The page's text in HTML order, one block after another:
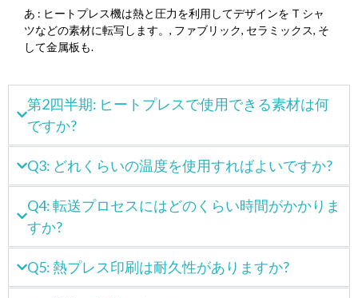
あ : ヒートプレス機は熱と圧力を利用してデザインを T シャ
ツなどの素材に転写します。, ファブリック, セラミックス, そ
して金属板も.
第2四半期: ヒートプレスで使用できる素材は何
ですか?
Q3: どれくらいの温度を使用すればよいですか?
Q4: 転送プロセスにはどのくらい時間がかかりま
すか?
Q5: 熱プレス印刷は耐久性がありますか?